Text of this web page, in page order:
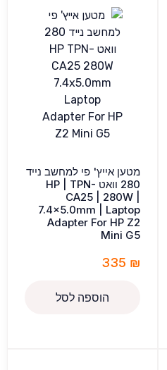
מטען אייץ' פי למחשב נייד
280 וואט HP | TPN-
CA25 | 280W |
7.4×5.0mm | Laptop
Adapter For HP Z2
Mini G5
335 ₪
הוספה לסל